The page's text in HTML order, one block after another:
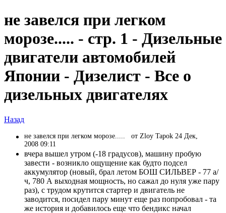
не завелся при легком
морозе..... - стр. 1 - Дизельные
двигатели автомобилей
Японии - Дизелист - Все о
дизельных двигателях
Назад
не завелся при легком морозе..... от Zloy Tapok 24 Дек,
2008 09:11
вчера вышел утром (-18 градусов), машину пробую
завести - возникло ощущение как будто подсел
аккумулятор (новый, брал летом БОШ СИЛЬВЕР - 77 а/
ч, 780 А выходная мощность, но сажал до нуля уже пару
раз), с трудом крутится стартер и двигатель не
заводится, посидел пару минут еще раз попробовал - та
же история и добавилось еще что бендикс начал